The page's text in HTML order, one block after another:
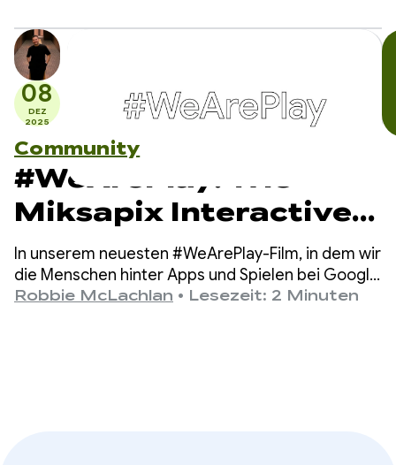
08
DEZ
2025
Community
#WeArePlay: Wie
Miksapix Interactive
die alte samische
Mythologie zu
Gamern auf der
In unserem neuesten #WeArePlay-Film, in dem wir
die Menschen hinter Apps und Spielen bei Google
Play vorstellen, treffen wir Mikkel, den Gründer
Robbie McLachlan • Lesezeit: 2 Minuten